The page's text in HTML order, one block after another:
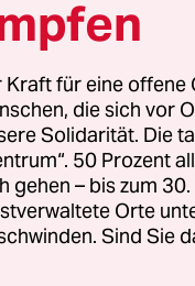
ein aktuelles
erstellten
soll, ob
ist.
sechs Monate
per Telefon
auch den
für eine offene
die sich vor
Solidarität. Die
50 Prozent
gehen – bis zum
Orte
Sind Sie